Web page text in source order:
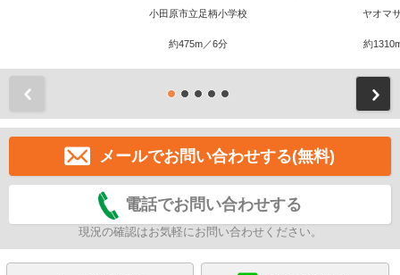
小田原市立足柄小学校
約475m／6分
ヤオマ
約
メールでお問い合わせする(無料)
電話でお問い合わせする
現況の確認はお気軽にお問い合わせください。